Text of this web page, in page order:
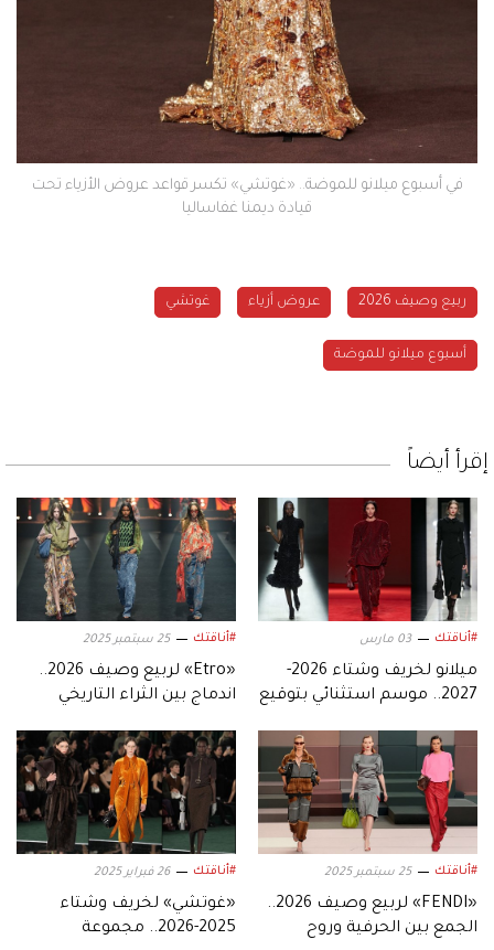
في أسبوع ميلانو للموضة.. «غوتشي» تكسر قواعد عروض الأزياء تحت
قيادة ديمنا غفاساليا
ربيع وصيف 2026 عروض أزياء غوتشي
أسبوع ميلانو للموضة
إقرأ أيضاً
#أناقتك 03 مارس
ميلانو لخريف وشتاء 2026-
2027.. موسم استثنائي بتوقيع
#أناقتك 25 سبتمبر 2025
«Etro» لربيع وصيف 2026..
اندماج بين الثراء التاريخي
#أناقتك 25 سبتمبر 2025
«FENDI» لربيع وصيف 2026..
الجمع بين الحرفية وروح
#أناقتك 26 فبراير 2025
«غوتشي» لخريف وشتاء
2025-2026.. مجموعة